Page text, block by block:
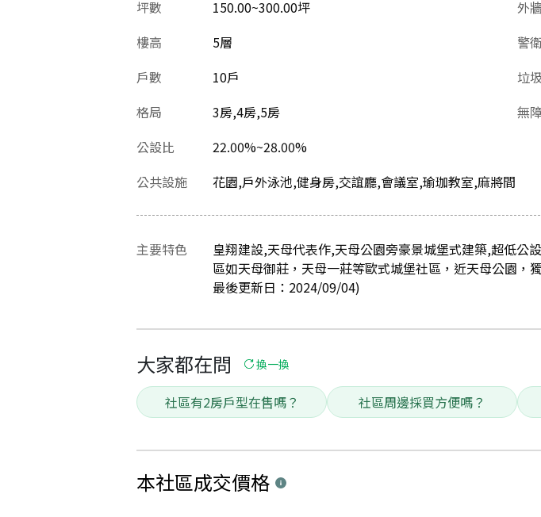
坪數
150.00~300.00坪
樓高
5層
戶數
10戶
格局
3房,4房,5房
公設比
22.00%~28.00%
外
警
垃
無
公共設施 花園,戶外泳池,健身房,交誼廳,會議室,瑜珈教室,麻將間
主要特色
皇翔建設,天母代表作,天母公園旁豪景城堡式建築,超低公
區如天母御莊，天母一莊等歐式城堡社區，近天母公園，
最後更新日：2024/09/04)
大家都在問 換一換
社區有2房戶型在售嗎？ 社區周邊採買方便嗎？
本社區成交價格